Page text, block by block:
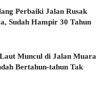
Perbaiki Jalan Rusak
Sudah Hampir 30 Tahun
Muncul di Jalan Muara
Bertahun-tahun Tak